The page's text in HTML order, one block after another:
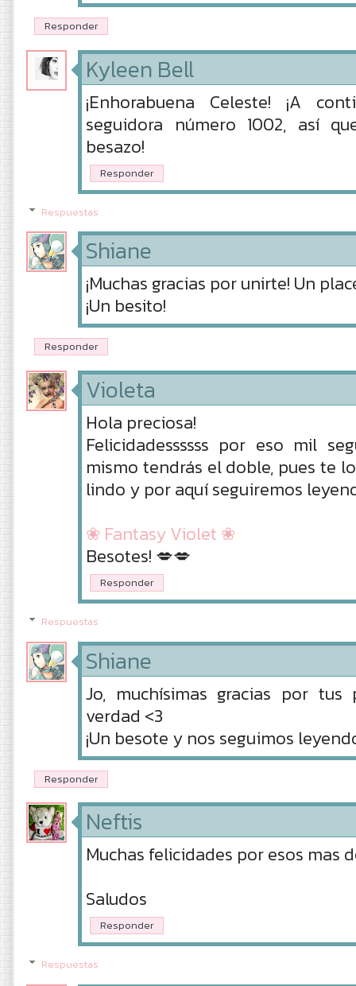
Responder
Kyleen Bell
¡Enhorabuena Celeste! ¡A
seguidora número 1002, así
besazo!
Responder
Respuestas
Shiane
¡Muchas gracias por unirte! Un
¡Un besito!
Responder
Violeta
Hola preciosa!
Felicidadessssss por eso mil
mismo tendrás el doble, pues te
lindo y por aquí seguiremos
❀ Fantasy Violet ❀
Besotes! 💋💋
Responder
Respuestas
Shiane
Jo, muchísimas gracias por
verdad <3
¡Un besote y nos seguimos
Responder
Neftis
Muchas felicidades por esos mas
Saludos
Responder
Respuestas